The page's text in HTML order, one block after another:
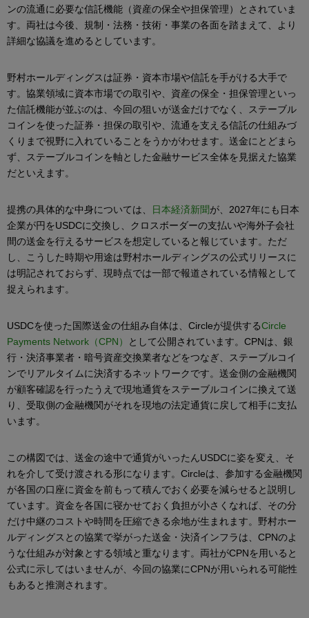
ンの流通に必要な信託機能（資産の保全や担保管理）とされていま
す。両社は今後、規制・法務・技術・事業の各面を踏まえて、より
詳細な協議を進めるとしています。
野村ホールディングスは証券・資本市場や信託を手がける大手で
す。協業領域に資本市場での取引や、資産の保全・担保管理といっ
た信託機能が並ぶのは、今回の狙いが送金だけでなく、ステーブル
コインを使った証券・担保の取引や、流通を支える信託の仕組みづ
くりまで視野に入れていることをうかがわせます。送金にとどまら
ず、ステーブルコインを軸とした金融サービス全体を見据えた協業
だといえます。
提携の具体的な中身については、 日本経済新聞が、2027年にも日本
企業が円をUSDCに交換し、クロスボーダーの支払いや海外子会社
間の送金を行えるサービスを想定していると報じています。ただ
し、こうした時期や用途は野村ホールディングスの公式リリースに
は明記されておらず、現時点では一部で報道されている情報として
捉えられます。
USDCを使った国際送金の仕組み自体は、Circleが提供するCircle
Payments Network（CPN）
として公開されています。CPNは、銀
行・決済事業者・暗号資産交換業者などをつなぎ、ステーブルコイ
ンでリアルタイムに決済するネットワークです。送金側の金融機関
が顧客確認を行ったうえで現地通貨をステーブルコインに換えて送
り、受取側の金融機関がそれを現地の法定通貨に戻して相手に支払
います。
この構図では、送金の途中で通貨がいったんUSDCに姿を変え、そ
れを介して受け渡される形になります。Circleは、参加する金融機関
が各国の口座に資金を前もって積んでおく必要を減らせると説明し
ています。資金を各国に寝かせておく負担が小さくなれば、その分
だけ中継のコストや時間を圧縮できる余地が生まれます。野村ホー
ルディングスとの協業で挙がった送金・決済インフラは、CPNのよ
うな仕組みが対象とする領域と重なります。両社がCPNを用いると
公式に示してはいませんが、今回の協業にCPNが用いられる可能性
もあると推測されます。